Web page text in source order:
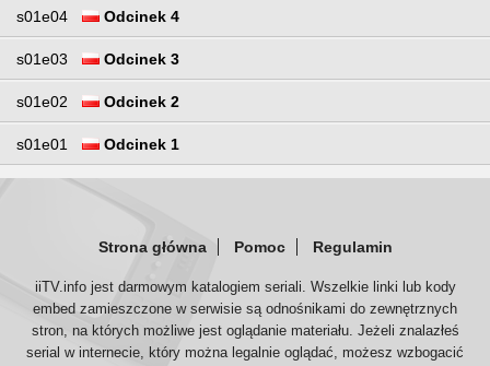
s01e04 Odcinek 4
s01e03 Odcinek 3
s01e02 Odcinek 2
s01e01 Odcinek 1
Strona główna Pomoc Regulamin
iiTV.info jest darmowym katalogiem seriali. Wszelkie linki lub kody
embed zamieszczone w serwisie są odnośnikami do zewnętrznych
stron, na których możliwe jest oglądanie materiału. Jeżeli znalazłeś
serial w internecie, który można legalnie oglądać, możesz wzbogacić